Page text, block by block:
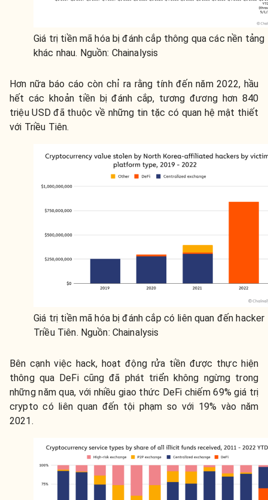
Giá trị tiền mã hóa bị đánh cắp thông qua các nền tảng
khác nhau. Nguồn: Chainalysis
Hơn nữa báo cáo còn chỉ ra rằng tính đến năm 2022, hầu
hết các khoản tiền bị đánh cắp, tương đương hơn 840
triệu USD đã thuộc về những tin tặc có quan hệ mật thiết
với Triều Tiên.
Giá trị tiền mã hóa bị đánh cắp có liên quan đến hacker
Triều Tiên. Nguồn: Chainalysis
Bên cạnh việc hack, hoạt động rửa tiền được thực hiện
thông qua DeFi cũng đã phát triển không ngừng trong
những năm qua, với nhiều giao thức DeFi chiếm 69% giá trị
crypto có liên quan đến tội phạm so với 19% vào năm
2021.